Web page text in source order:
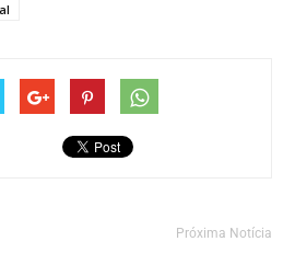
Próxima Notícia